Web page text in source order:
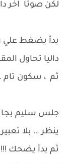
لكن صوتاً آخر
بدأ يضغط علي
داليا تحاول
ثم ، سكون تام
جلس سليم
ينظر … بلا تعبير
ثم بدأ يضحك !!!